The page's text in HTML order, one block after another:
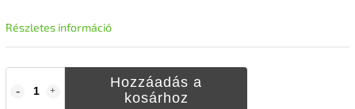
Hozzáadás a
kosárhoz
Részletes információ